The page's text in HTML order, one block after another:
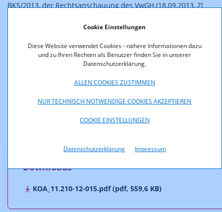
Cookie Einstellungen
Diese Website verwendet Cookies - nähere Informationen dazu
und zu Ihren Rechten als Benutzer finden Sie in unserer
Datenschutzerklärung.
ALLEN COOKIES ZUSTIMMEN
NUR TECHNISCH NOTWENDIGE COOKIES AKZEPTIEREN
COOKIE EINSTELLUNGEN
Datenschutzerklärung Impressum
BKS/2013, der Rechtsanschauung des VwGH (18.09.2013, Zl
stattgegeben, als die ursprünglich von KommAustria und BKS
Beschwerde gezogenen Passagen des Gewinnspiels "Das
Große Lotto-Zusatzzahlenspiel im Hitradio Ö3" um
Produktplatzierung, aufgehoben und der Spruch
dahingehend abgeändert wurde, dass der ORF hiermit gegen
das Verbot der Schleichwerbung verstoßen hat.
Downloads
KOA_11.210-12-015.pdf (pdf, 559,6 KB)